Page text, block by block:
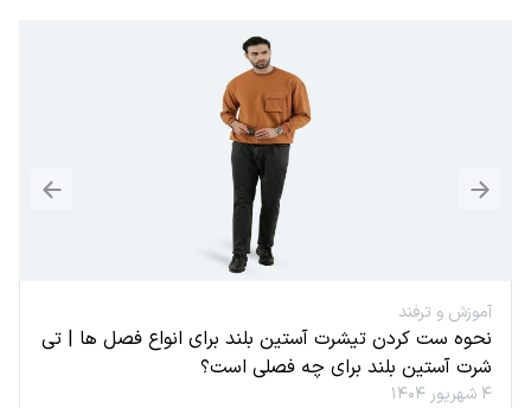
آموزش و ترفند
نحوه ست کردن تیشرت آستین بلند برای انواع فصل ها | تی
شرت آستین بلند برای چه فصلی است؟
۴ شهریور ۱۴۰۴